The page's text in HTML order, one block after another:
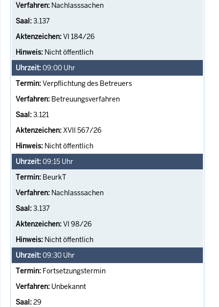
Nachlasssachen
3.137
VI 184/26
Nicht öffentlich
09:00 Uhr
Verpflichtung des Betreuers
Betreuungsverfahren
3.121
XVII 567/26
Nicht öffentlich
09:15 Uhr
BeurkT
Nachlasssachen
3.137
VI 98/26
Nicht öffentlich
09:30 Uhr
Fortsetzungstermin
Unbekannt
29